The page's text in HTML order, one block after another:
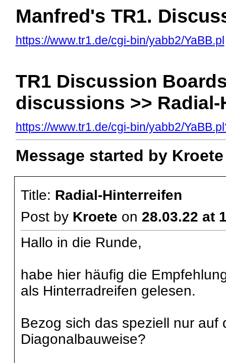
Manfred's TR1.
https://www.tr1.de/cgi-bin/yabb2/YaBB.pl
TR1 Discussion
discussions >>
https://www.tr1.de/cgi-bin/yabb2/
Message started by
Title: Radial-Hinterreifen
Post by Kroete on 28.03.22 at
Hallo in die Runde,
habe hier häufig die
als Hinterradreifen gelesen.
Bezog sich das speziell nur
Diagonalbauweise?